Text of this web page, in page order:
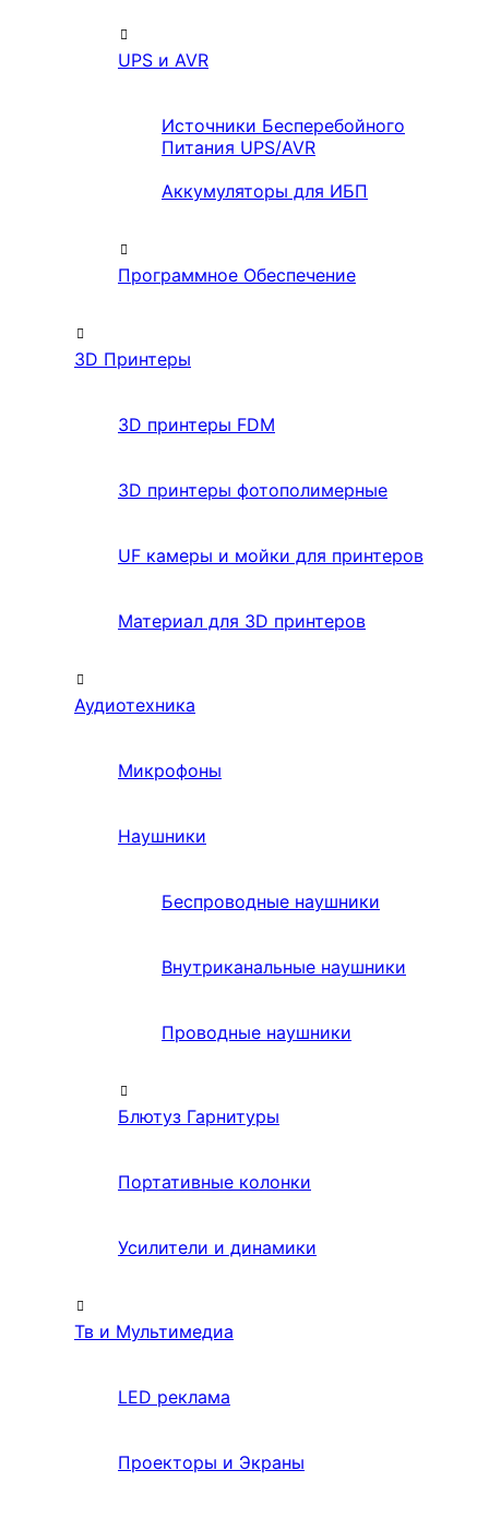
UPS и AVR
Источники Бесперебойного
Питания UPS/AVR
Аккумуляторы для ИБП
Программное Обеспечение
3D Принтеры
3D принтеры FDM
3D принтеры фотополимерные
UF камеры и мойки для принтеров
Материал для 3D принтеров
Аудиотехника
Микрофоны
Наушники
Беспроводные наушники
Внутриканальные наушники
Проводные наушники
Блютуз Гарнитуры
Портативные колонки
Усилители и динамики
Тв и Мультимедиа
LED реклама
Проекторы и Экраны